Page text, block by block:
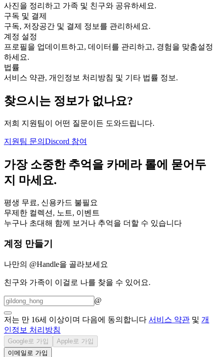
사진을 정리하고 가족 및 친구와 공유하세요.
구독 및 결제
구독, 저장공간 및 결제 정보를 관리하세요.
계정 설정
프로필을 업데이트하고, 데이터를 관리하고, 경험을 맞춤설정
하세요.
법률
서비스 약관, 개인정보 처리방침 및 기타 법률 정보.
찾으시는 정보가 없나요?
저희 지원팀이 어떤 질문이든 도와드립니다.
지원팀 문의 Discord 참여
가장 소중한 추억을 카메라 롤에 묻어두
지 마세요.
평생 무료, 신용카드 불필요
무제한 컬렉션, 노트, 이벤트
누구나 초대해 함께 보거나 추억을 더할 수 있습니다
계정 만들기
나만의 @Handle을 골라보세요
친구와 가족이 이걸로 나를 찾을 수 있어요.
@
저는 만 16세 이상이며 다음에 동의합니다 서비스 약관 및 개
인정보 처리방침
Google로 가입
Apple로 가입
이메일로 가입